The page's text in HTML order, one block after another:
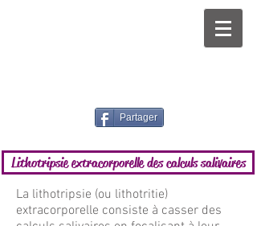
Partager
Lithotripsie extracorporelle des calculs salivaires
La lithotripsie (ou lithotritie)
extracorporelle consiste à casser des